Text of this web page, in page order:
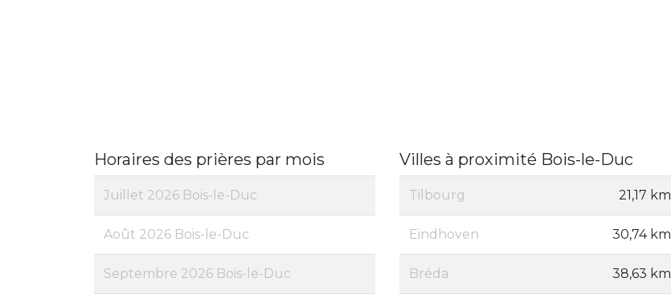
Horaires des prières par mois
Juillet 2026 Bois-le-Duc
Août 2026 Bois-le-Duc
Septembre 2026 Bois-le-Duc
Villes à proximité Bois-le-Duc
Tilbourg 21,17 km
Eindhoven 30,74 km
Bréda 38,63 km